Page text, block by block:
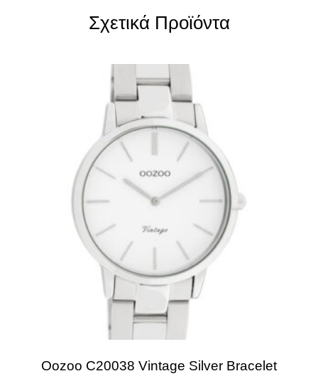
Σχετικά Προϊόντα
Oozoo C20038 Vintage Silver Bracelet